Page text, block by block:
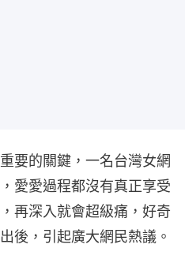
要的關鍵，一名台灣女網
愛愛過程都沒有真正享受
再深入就會超級痛，好奇
後，引起廣大網民熱議。